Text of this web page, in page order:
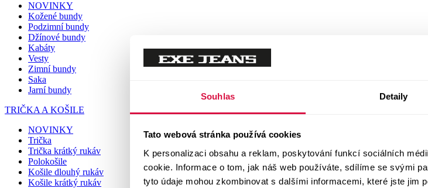
Souhlas Detaily
Tato webová stránka používá cookies
K personalizaci obsahu a reklam, poskytování funkcí sociálních
cookie. Informace o tom, jak náš web používáte, sdílíme se svými
tyto údaje mohou zkombinovat s dalšími informacemi, které jste jim
NOVINKY
Kožené bundy
Podzimní bundy
Džínové bundy
Kabáty
Vesty
Zimní bundy
Saka
Jarní bundy
TRIČKA A KOŠILE
NOVINKY
Trička
Trička krátký rukáv
Polokošile
Košile dlouhý rukáv
Košile krátký rukáv